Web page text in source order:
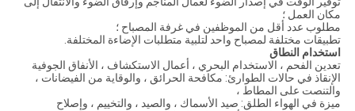
مكان العمل ؛
مطلوب عدد أقل من الموظفين في غرفة المصباح ؛
تطبيقات مختلفة لمصباح واحد لتلبية متطلبات الإضاءة المختلفة.
استخدام النطاق
تعدين الفحم ، الاستخدام البحري ، أعمال الاستكشاف ، الأنفاق الجوفية
الإنقاذ في حالات الطوارئ: مكافحة الحرائق ، والوقاية من الفيضانات ،
والتنصت على المطاط ،
ميزة في الهواء الطلق: صيد الأسماك ، والصيد ، والتخييم ، وإصلاح